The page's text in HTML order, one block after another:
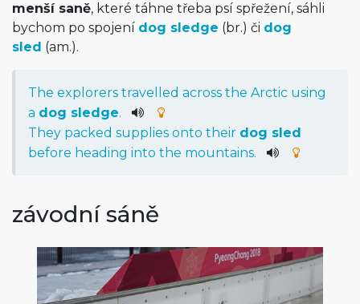
menší saně, které táhne třeba psí spřežení, sáhli
bychom po spojení dog sledge (br.) či dog
sled (am.).
The explorers travelled across the Arctic using
a dog sledge.
They packed supplies onto their dog sled
before heading into the mountains.
závodní sáně